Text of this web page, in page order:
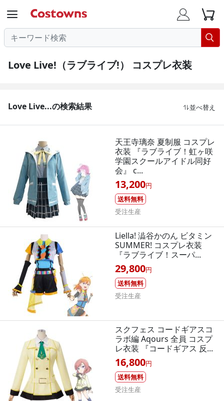
  

Love Live!（ラブライブ!） コスプレ衣装
Love Live...の検索結果 並べ替え
天王寺璃奈 夏制服 コスプレ
衣装 『ラブライブ！虹ヶ咲
学園スクールアイドル同好
会』 c...
13,200円
送料無料
受注生産
Liella! 澁谷かのん ビタミン
SUMMER! コスプレ衣装
『ラブライブ！スーパ...
29,800円
送料無料
受注生産
スクフェス コードギアスコ
ラボ編 Aqours 全員 コスプ
レ衣装 『コードギアス 反...
16,800円
送料無料
受注生産